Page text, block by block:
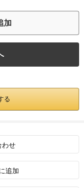
加
る
わせ
追加